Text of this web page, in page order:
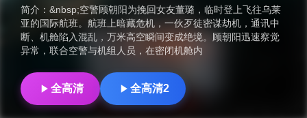
简介： &nbsp;空警顾朝阳为挽回女友董璐，临时登上飞往乌莱
亚的国际航班。航班上暗藏危机，一伙歹徒密谋劫机，通讯中
断、机舱陷入混乱，万米高空瞬间变成绝境。顾朝阳迅速察觉
异常，联合空警与机组人员，在密闭机舱内
全高清 全高清2